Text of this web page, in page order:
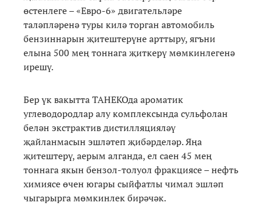
өстенлеге – «Евро-6» двигательләре
таләпләренә туры килә торган автомобиль
бензиннарын җитештерүне арттыру, ягъни
елына 500 мең тоннага җиткерү мөмкинлегенә
ирешү.
Бер үк вакытта ТАНЕКОда ароматик
углеводородлар алу комплексында сульфолан
белән экстрактив дистилляцияләү
җайланмасын эшләтеп җибәрделәр. Яңа
җитештерү, аерым алганда, ел саен 45 мең
тоннага якын бензол-толуол фракциясе – нефть
химиясе өчен югары сыйфатлы чимал эшләп
чыгарырга мөмкинлек бирәчәк.